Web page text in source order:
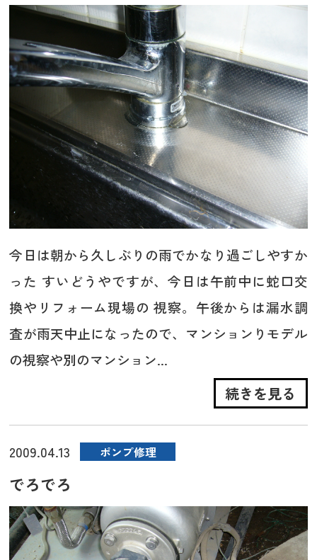
今日は朝から久しぶりの雨でかなり過ごしやすか
った すいどうやですが、今日は午前中に蛇口交
換やリフォーム現場の 視察。午後からは漏水調
査が雨天中止になったので、マンションりモデル
の視察や別のマンション...
続きを見る
2009.04.13 ポンプ修理
でろでろ